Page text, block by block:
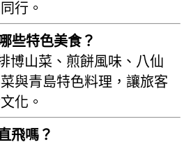
行。
些特色美食？
博山菜、煎餅風味、八仙
與青島特色料理，讓旅客
化。
飛嗎？